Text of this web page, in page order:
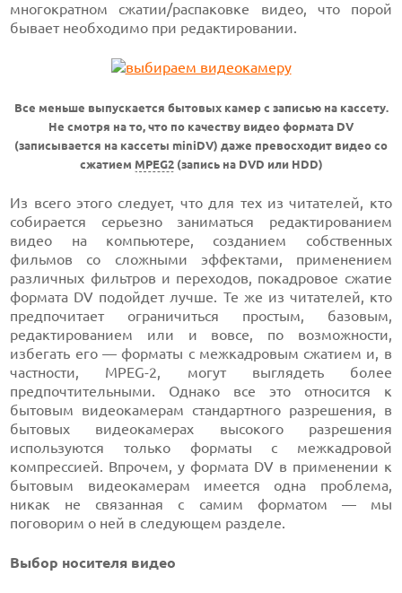
многократном сжатии/распаковке видео, что порой
бывает необходимо при редактировании.
Все меньше выпускается бытовых камер с записью на кассету.
Не смотря на то, что по качеству видео формата DV
(записывается на кассеты miniDV) даже превосходит видео со
сжатием MPEG2(запись на DVD или HDD)
Из всего этого следует, что для тех из читателей, кто
собирается серьезно заниматься редактированием
видео на компьютере, созданием собственных
фильмов со сложными эффектами, применением
различных фильтров и переходов, покадровое сжатие
формата DV подойдет лучше. Те же из читателей, кто
предпочитает ограничиться простым, базовым,
редактированием или и вовсе, по возможности,
избегать его — форматы с межкадровым сжатием и, в
частности, MPEG-2, могут выглядеть более
предпочтительными. Однако все это относится к
бытовым видеокамерам стандартного разрешения, в
бытовых видеокамерах высокого разрешения
используются только форматы с межкадровой
компрессией. Впрочем, у формата DV в применении к
бытовым видеокамерам имеется одна проблема,
никак не связанная с самим форматом — мы
поговорим о ней в следующем разделе.
Выбор носителя видео